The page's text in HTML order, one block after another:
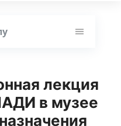
лекция
в музее